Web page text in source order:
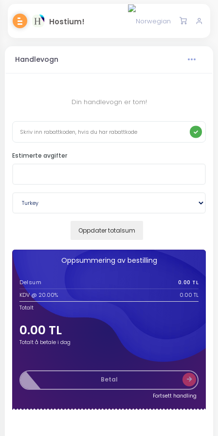
Hostium!
Handlevogn
Din handlevogn er tom!
Estimerte avgifter
Oppdater totalsum
Oppsummering av bestilling
Delsum
0.00 TL
KDV @ 20.00%
0.00 TL
Totalt
0.00 TL
Totalt å betale i dag
Betal
Fortsett handling